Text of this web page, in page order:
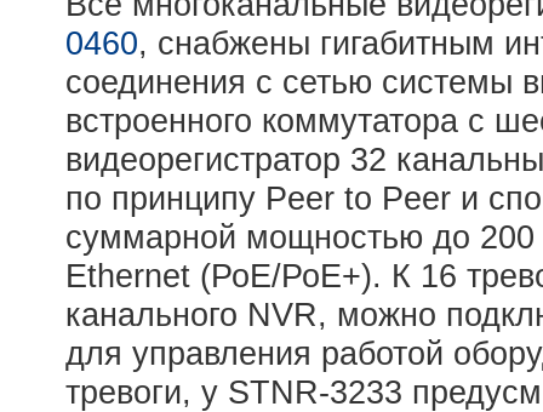
0460, снабжены гигабитным
соединения с сетью системы
встроенного коммутатора с
видеорегистратор 32
по принципу Peer to Peer и
суммарной мощностью до 200
Ethernet (РоЕ/РоЕ+). К 16
канального NVR, можно
для управления работой
тревоги, у STNR-3233